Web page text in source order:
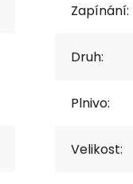
Zapínání:
Druh:
Plnivo:
Velikost: